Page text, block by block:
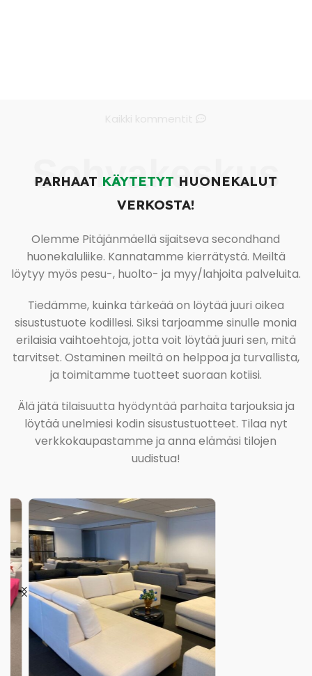
Sohvakeskus
PARHAAT KÄYTETYT HUONEKALUT
VERKOSTA!
Olemme Pitäjänmäellä sijaitseva secondhand
huonekaluliike. Kannatamme kierrätystä. Meiltä
löytyy myös pesu-, huolto- ja myy/lahjoita palveluita.
Tiedämme, kuinka tärkeää on löytää juuri oikea
sisustustuote kodillesi. Siksi tarjoamme sinulle monia
erilaisia vaihtoehtoja, jotta voit löytää juuri sen, mitä
tarvitset. Ostaminen meiltä on helppoa ja turvallista,
ja toimitamme tuotteet suoraan kotiisi.
Älä jätä tilaisuutta hyödyntää parhaita tarjouksia ja
löytää unelmiesi kodin sisustustuotteet. Tilaa nyt
verkkokaupastamme ja anna elämäsi tilojen
uudistua!